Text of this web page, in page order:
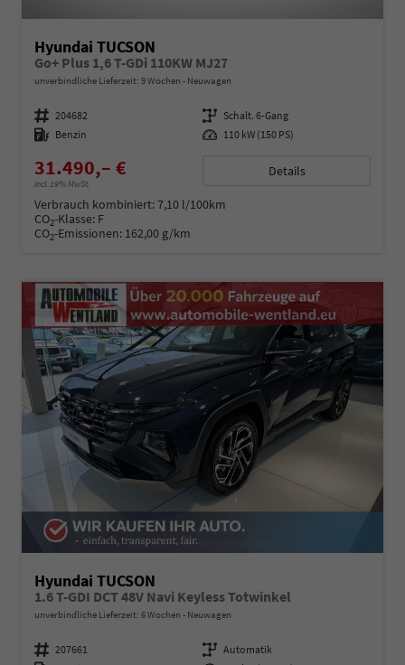
Hyundai TUCSON
Go+ Plus 1,6 T-GDi 110KW MJ27
unverbindliche Lieferzeit: 9 Wochen Neuwagen
Fahrzeugnummer 204682 Getriebe Schalt. 6-Gang
Kraftstoff Benzin Leistung 110 kW (150 PS)
31.490,– €
incl. 19% MwSt.
Details
Verbrauch kombiniert:7,10 l/100km
CO2-Klasse: F
CO2-Emissionen: 162,00 g/km
Hyundai TUCSON
1.6 T-GDI DCT 48V Navi Keyless Totwinkel
unverbindliche Lieferzeit: 6 Wochen Neuwagen
Fahrzeugnummer 207661 Getriebe Automatik